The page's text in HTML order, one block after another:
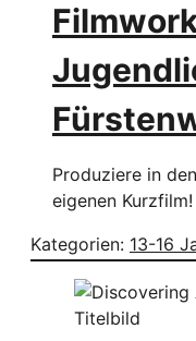
Produziere in
eigenen Kurzfilm!
Kategorien: 13-16